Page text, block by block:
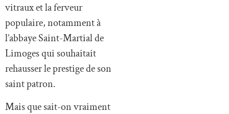
vitraux et la ferveur
populaire, notamment à
l’abbaye Saint-Martial de
Limoges qui souhaitait
rehausser le prestige de son
saint patron.
Mais que sait-on vraiment